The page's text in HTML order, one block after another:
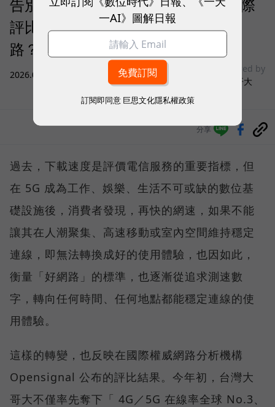
告別「極速迷思」！Opensignal 國際
評比揭密：什麼才是 5G 時代的好網
路？
2026.08.03
sponsored by
台灣大哥大
分享
過去，下載速度是評價電信服務的重要指標，但
在 5G 成為工作、娛樂、生活不可或缺的數位基
礎設施後，消費者發現，再快的網速，如果不能
讓其在人潮聚集、高速移動或室內空間維持穩定
連線，即無法轉換成好的使用體驗，也因如此，
衡量「好網路」的標準，也逐漸從追求測速數
字，轉向任何時間、任何地點都能穩定連線的使
用體驗。
這樣的轉變，也反映在國際權威網路分析機構
Opensignal 公布的評比結果。今年初，台灣大
哥大不僅率先奪下「 4G／5G 在線率全球 No.3、
一AI》圖解日報
訂閱即同意 巨思文化隱私權政策